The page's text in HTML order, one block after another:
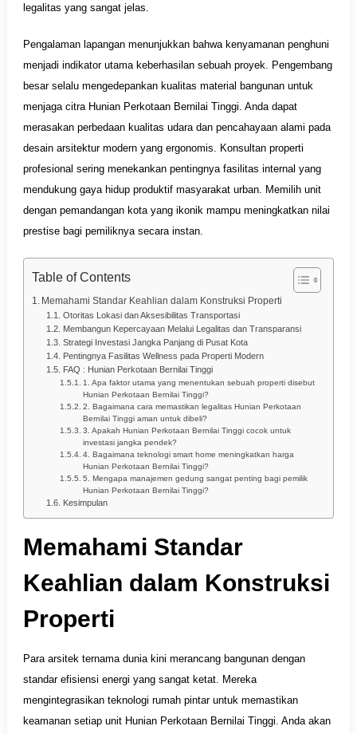
legalitas yang sangat jelas.
Pengalaman lapangan menunjukkan bahwa kenyamanan penghuni
menjadi indikator utama keberhasilan sebuah proyek. Pengembang
besar selalu mengedepankan kualitas material bangunan untuk
menjaga citra Hunian Perkotaan Bernilai Tinggi. Anda dapat
merasakan perbedaan kualitas udara dan pencahayaan alami pada
desain arsitektur modern yang ergonomis. Konsultan properti
profesional sering menekankan pentingnya fasilitas internal yang
mendukung gaya hidup produktif masyarakat urban. Memilih unit
dengan pemandangan kota yang ikonik mampu meningkatkan nilai
prestise bagi pemiliknya secara instan.
Table of Contents
Memahami Standar Keahlian dalam Konstruksi Properti
Otoritas Lokasi dan Aksesibilitas Transportasi
Membangun Kepercayaan Melalui Legalitas dan Transparansi
Strategi Investasi Jangka Panjang di Pusat Kota
Pentingnya Fasilitas Wellness pada Properti Modern
FAQ : Hunian Perkotaan Bernilai Tinggi
1. Apa faktor utama yang menentukan sebuah properti disebut
Hunian Perkotaan Bernilai Tinggi?
2. Bagaimana cara memastikan legalitas Hunian Perkotaan
Bernilai Tinggi aman untuk dibeli?
3. Apakah Hunian Perkotaan Bernilai Tinggi cocok untuk
investasi jangka pendek?
4. Bagaimana teknologi smart home meningkatkan harga
Hunian Perkotaan Bernilai Tinggi?
5. Mengapa manajemen gedung sangat penting bagi pemilik
Hunian Perkotaan Bernilai Tinggi?
Kesimpulan
Memahami Standar
Keahlian dalam Konstruksi
Properti
Para arsitek ternama dunia kini merancang bangunan dengan
standar efisiensi energi yang sangat ketat. Mereka
mengintegrasikan teknologi rumah pintar untuk memastikan
keamanan setiap unit Hunian Perkotaan Bernilai Tinggi. Anda akan